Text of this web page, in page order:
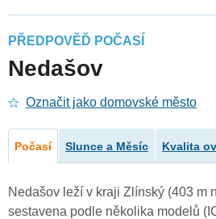
PŘEDPOVĚĎ POČASÍ
Nedašov
Označit jako domovské město
Počasí Slunce a Měsíc Kvalita
Nedašov leží v kraji Zlínský (403 m
sestavena podle několika modelů